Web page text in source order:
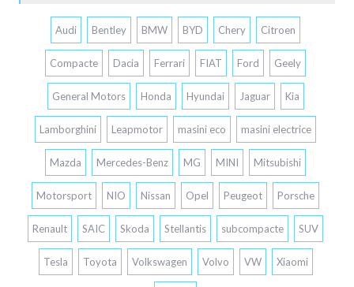
Audi Bentley BMW BYD Chery Citroen
Compacte Dacia Ferrari FIAT Ford Geely
General Motors Honda Hyundai Jaguar Kia
Lamborghini Leapmotor masini eco masini electrice
Mazda Mercedes-Benz MG MINI Mitsubishi
Motorsport NIO Nissan Opel Peugeot Porsche
Renault SAIC Skoda Stellantis subcompacte SUV
Tesla Toyota Volkswagen Volvo VW Xiaomi